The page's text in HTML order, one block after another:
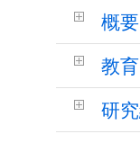
概
教
研